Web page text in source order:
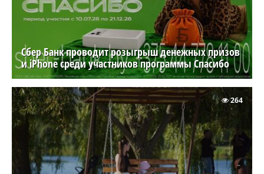
Сбер Банк проводит розыгрыш денежных призов
и iPhone среди участников программы Спасибо
264